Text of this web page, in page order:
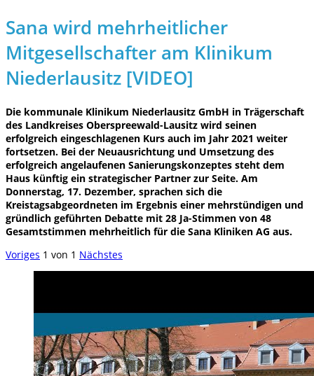
Sana wird mehrheitlicher
Mitgesellschafter am Klinikum
Niederlausitz [VIDEO]
Die kommunale Klinikum Niederlausitz GmbH in Trägerschaft
des Landkreises Oberspreewald-Lausitz wird seinen
erfolgreich eingeschlagenen Kurs auch im Jahr 2021 weiter
fortsetzen. Bei der Neuausrichtung und Umsetzung des
erfolgreich angelaufenen Sanierungskonzeptes steht dem
Haus künftig ein strategischer Partner zur Seite. Am
Donnerstag, 17. Dezember, sprachen sich die
Kreistagsabgeordneten im Ergebnis einer mehrstündigen und
gründlich geführten Debatte mit 28 Ja-Stimmen von 48
Gesamtstimmen mehrheitlich für die Sana Kliniken AG aus.
Voriges 1 von 1 Nächstes